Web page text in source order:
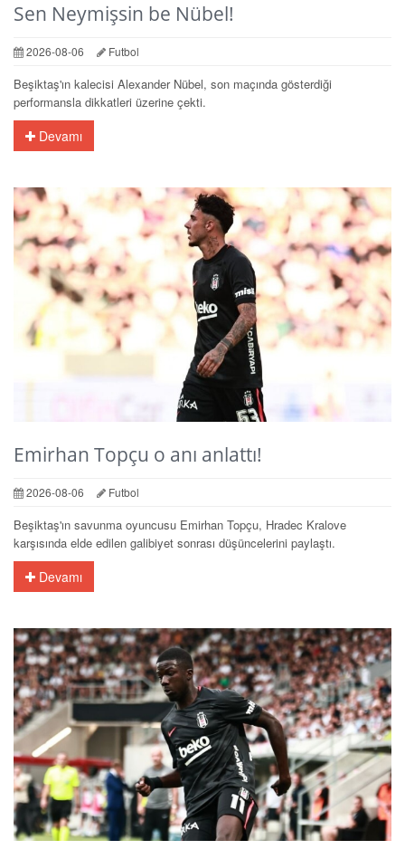
Sen Neymişsin be Nübel!
2026-08-06 Futbol
Beşiktaş'ın kalecisi Alexander Nübel, son maçında gösterdiği
performansla dikkatleri üzerine çekti.
Devamı
Emirhan Topçu o anı anlattı!
2026-08-06 Futbol
Beşiktaş'ın savunma oyuncusu Emirhan Topçu, Hradec Kralove
karşısında elde edilen galibiyet sonrası düşüncelerini paylaştı.
Devamı